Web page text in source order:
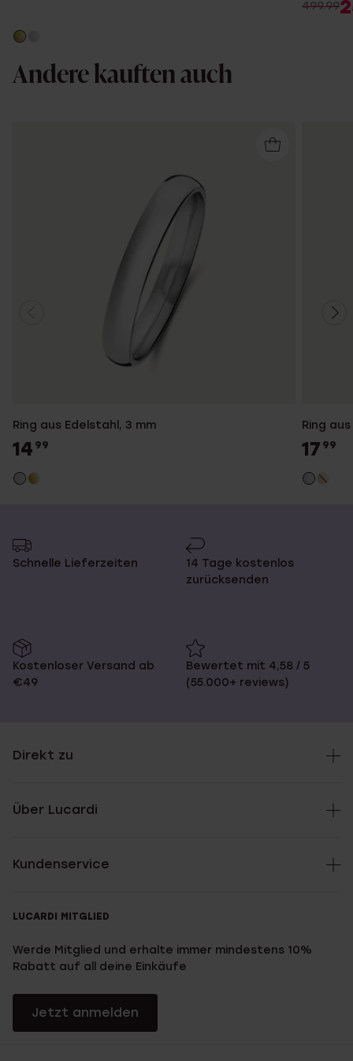
499.99
Andere kauften auch
Ring aus Edelstahl, 3 mm
14 99
Ring
17 99
Schnelle Lieferzeiten
14 Tage kostenlos
zurücksenden
Kostenloser Versand ab
€49
Bewertet mit 4,58 / 5
(55.000+ reviews)
Direkt zu
Über Lucardi
Kundenservice
LUCARDI MITGLIED
Werde Mitglied und erhalte immer mindestens 10%
Rabatt auf all deine Einkäufe
Jetzt anmelden